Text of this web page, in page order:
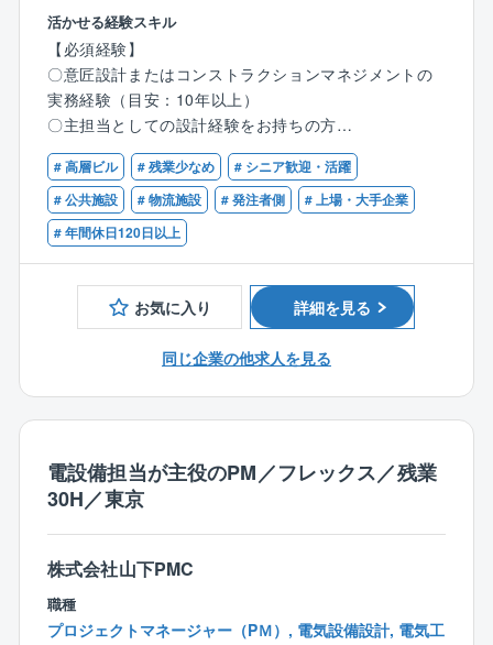
キルを活かせるフィールドがございます。
●離職率2％以下
働きやすい職場環境と社会貢献度が高い職務内容で、
毎年退職者は2～3名程度（離職率2％以下）です。
●コアタイムなしのフルフレックス勤務
コアタイムがなく、AM5:00～22:00の間で自由な時間
に勤務ができます。
月の総労働時間が基準の労働時間（稼働日×8h）を満た
していれば、1日の労働時間も1h～（1hで終了してもO
Kです）自由に設定できるため、ライフスタイルやお客
様のご都合に合わせて柔軟な働き方が可能です。
●残業時間
全社平均20時間未満、繁忙期でも30時間程度です。業
●「役職がいない」ニューノーマルな組織形態
同社には部長や課長はおらず、社員は「さんづけ」で
呼び合っています。
る「エンゲージメント」が高い職場環境です。
事業主の代行者として、プロジェクトマネジメントを
トータルで担っていただきます。
【詳細】
〇プロジェクトの企画・運営
〇品質管理
〇コスト管理
〇スケジュール管理 など、その他様々なリスク管理
などを行い、事業の推進を支援していただきます。
【ポイント】
プロジェクトの計画段階から参画し、事業者側の立場
クトマネジメントを担当いただきます。
してクライアントの要望を最大限実現するポジション
【担当案件について】
近年はデータセンター、病院、工場案件が特に増えて
いますが、教育施設やオフィス、商業施設、物流施設
など、幅広い案件がございます。
入社後は1つの用途に限らず、幅広く案件をお任せしま
すので、広い知見とスキルを身に着けることができま
活かせる経験スキル
【必須経験】
〇意匠設計またはコンストラクションマネジメントの
実務経験（目安：10年以上）
〇主担当としての設計経験をお持ちの方
〇大規模案件（目安：延床5000㎡以上）のご経験をお
持ちの方
〇一級建築士資格をお持ちの方
【歓迎】
〇データセンタ―、病院、工場の設計経験をお持ちの
方（案件は多岐にわたりますので、その他案件の経験
# 高層ビル # 残業少なめ
# シニア歓迎・活躍
# 公共施設
# 物流施設 # 発注者側
# 上場・大手企業
# 年間休日120日以上
お気に入り 詳細を見る
同じ企業の他求人を見る
電設備担当が主役のPM／フレックス／残業
30H／東京
株式会社山下PMC
職種
プロジェクトマネージャー（PＭ）, 電気設備設計, 電気工